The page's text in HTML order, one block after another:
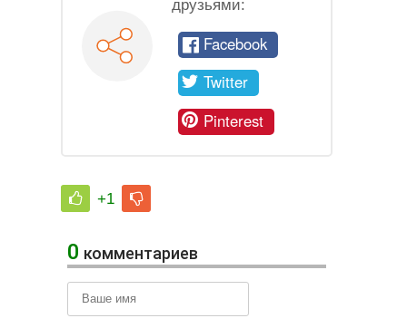
друзьями:
Facebook
Twitter
Pinterest
+1
0 комментариев